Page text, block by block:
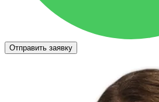
Отправить заявку